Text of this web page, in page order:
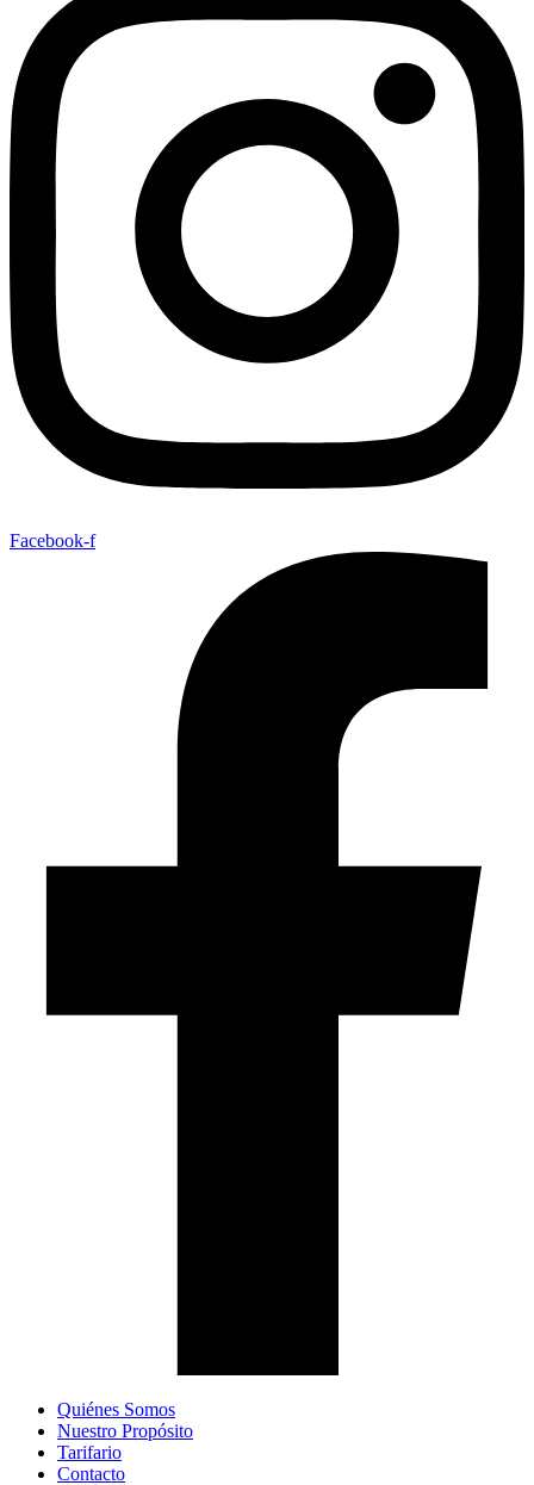
Facebook-f
Quiénes Somos
Nuestro Propósito
Tarifario
Contacto